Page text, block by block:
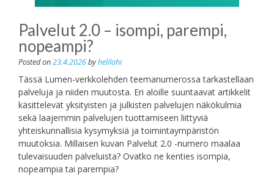
Palvelut 2.0 – isompi, parempi,
nopeampi?
Posted on23.4.2026byhelilohi
Tässä Lumen-verkkolehden teemanumerossa tarkastellaan
palveluja ja niiden muutosta. Eri aloille suuntaavat artikkelit
käsittelevät yksityisten ja julkisten palvelujen näkökulmia
sekä laajemmin palvelujen tuottamiseen liittyviä
yhteiskunnallisia kysymyksiä ja toimintaympäristön
muutoksia. Millaisen kuvan Palvelut 2.0 -numero maalaa
tulevaisuuden palveluista? Ovatko ne kenties isompia,
nopeampia tai parempia?